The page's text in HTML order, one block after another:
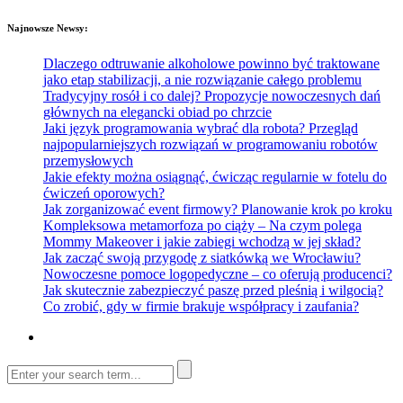
Najnowsze Newsy:
Dlaczego odtruwanie alkoholowe powinno być traktowane
jako etap stabilizacji, a nie rozwiązanie całego problemu
Tradycyjny rosół i co dalej? Propozycje nowoczesnych dań
głównych na elegancki obiad po chrzcie
Jaki język programowania wybrać dla robota? Przegląd
najpopularniejszych rozwiązań w programowaniu robotów
przemysłowych
Jakie efekty można osiągnąć, ćwicząc regularnie w fotelu do
ćwiczeń oporowych?
Jak zorganizować event firmowy? Planowanie krok po kroku
Kompleksowa metamorfoza po ciąży – Na czym polega
Mommy Makeover i jakie zabiegi wchodzą w jej skład?
Jak zacząć swoją przygodę z siatkówką we Wrocławiu?
Nowoczesne pomoce logopedyczne – co oferują producenci?
Jak skutecznie zabezpieczyć paszę przed pleśnią i wilgocią?
Co zrobić, gdy w firmie brakuje współpracy i zaufania?